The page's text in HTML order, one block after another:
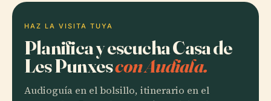
HAZ LA VISITA TUYA
Planifica y escucha Casa de
Les Punxescon Audiala.
Audioguía en el bolsillo, itinerario en el